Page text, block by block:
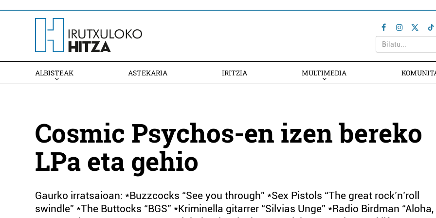
ALBISTEAK ASTEKARIA IRITZIA MULTIMEDIA
Cosmic Psychos-en izen bereko
LPa eta gehio
Gaurko irratsaioan: *Buzzcocks “See you through” *Sex Pistols “The great rock’n’roll
swindle” *The Buttocks “BGS” *Kriminella gitarrer “Silvias Unge” *Radio Birdman “Aloha,